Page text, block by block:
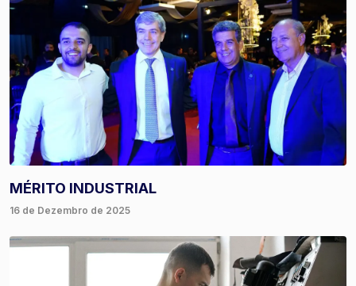
MÉRITO INDUSTRIAL
16 de Dezembro de 2025